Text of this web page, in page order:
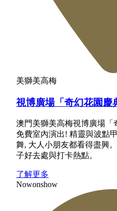
美獅美高梅
視博廣場「奇幻花園慶
澳門美獅美高梅視博廣場「
免費室內演出! 精靈與波點
舞, 大人小朋友都看得盡興
子好去處與打卡熱點。
了解更多
Nowonshow